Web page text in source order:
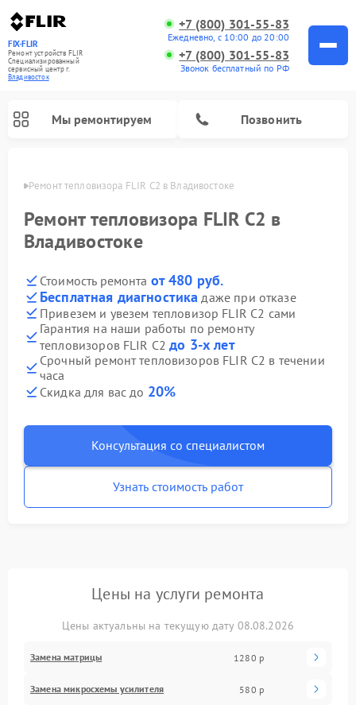
FIX-FLIR
Ремонт устройств FLIR
Специализированный
cервисный центр г.
Владивосток
+7 (800) 301-55-83
Ежедневно, с 10:00 до 20:00
+7 (800) 301-55-83
Звонок бесплатный по РФ
Мы ремонтируем Позвонить
Ремонт тепловизора FLIR C2 в Владивостоке
Ремонт тепловизора FLIR C2 в
Владивостоке
Стоимость ремонта от 480 руб.
Бесплатная диагностика даже при отказе
Привезем и увезем тепловизор FLIR C2 сами
Гарантия на наши работы по ремонту
тепловизоров FLIR C2до 3-х лет
Срочный ремонт тепловизоров FLIR C2 в течении
часа
Скидка для вас до 20%
Консультация со специалистом
Узнать стоимость работ
Цены на услуги ремонта
Цены актуальны на текущую дату 08.08.2026
Замена матрицы 1280 р
Замена микросхемы усилителя 580 р